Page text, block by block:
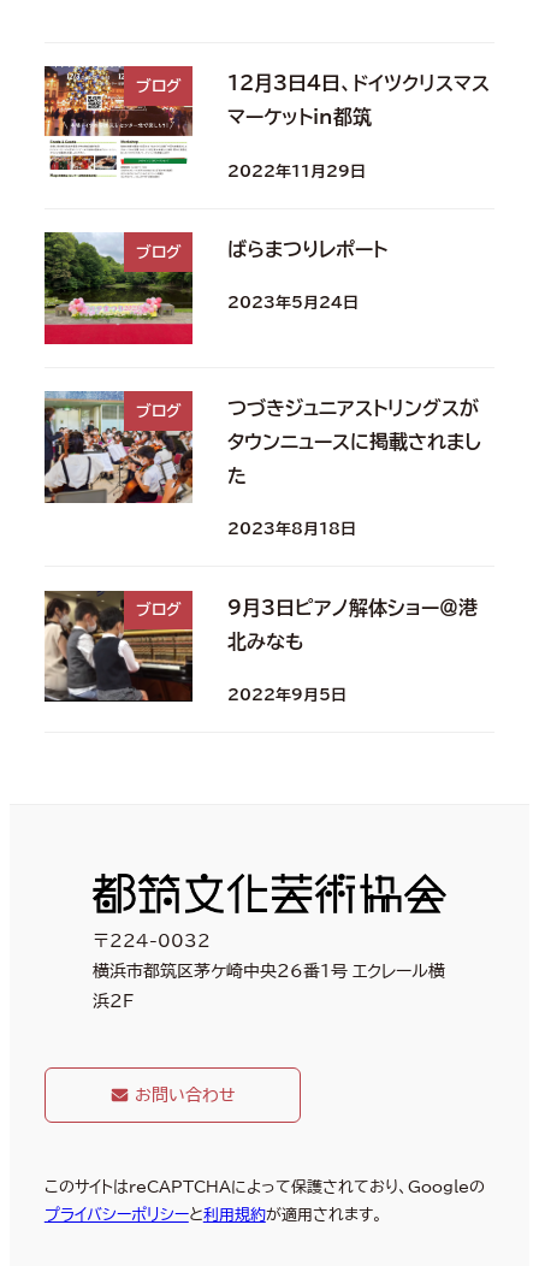
ブログ
12月3日4日、ドイツクリスマス
マーケットin都筑
2022年11月29日
ブログ ばらまつりレポート
2023年5月24日
ブログ
つづきジュニアストリングスが
タウンニュースに掲載されまし
た
2023年8月18日
ブログ
9月3日ピアノ解体ショー＠港
北みなも
2022年9月5日
〒224-0032
横浜市都筑区茅ケ崎中央26番1号 エクレール横
浜2F
お問い合わせ
このサイトはreCAPTCHAによって保護されており、Googleの
プライバシーポリシーと利用規約が適用されます。